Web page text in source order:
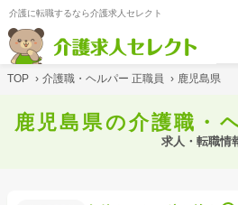
介護に転職するなら介護求人セレクト
TOP › 介護職・ヘルパー 正職員 › 鹿児島県
鹿児島県の介護職・
求人・転職情